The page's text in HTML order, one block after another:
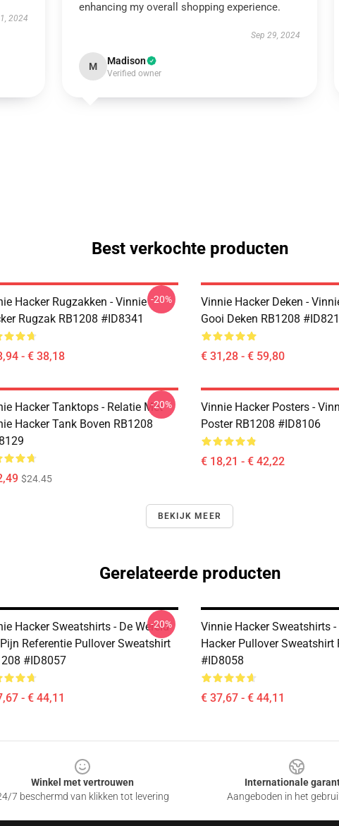
2024
enhancing my overall shopping experience.
Sep 29, 2024
M Madison
Verified owner
Best verkochte producten
Hacker Rugzakken - Vinnie
Rugzak RB1208 #ID8341
- € 38,18
-20%
Vinnie Hacker Deken -
Gooi Deken RB1208
€ 31,28 - € 59,80
Hacker Tanktops - Relatie Met
Hacker Tank Boven RB1208
$24.45
-20%
Vinnie Hacker Posters -
Poster RB1208 #ID8106
€ 18,21 - € 42,22
BEKIJK MEER
Gerelateerde producten
Hacker Sweatshirts - De Wereld
Referentie Pullover Sweatshirt
#ID8057
- € 44,11
-20%
Vinnie Hacker Sweatshirts -
Hacker Pullover Sweatshirt
#ID8058
€ 37,67 - € 44,11
Winkel met vertrouwen
7 beschermd van klikken tot levering
Internationale
Aangeboden in het